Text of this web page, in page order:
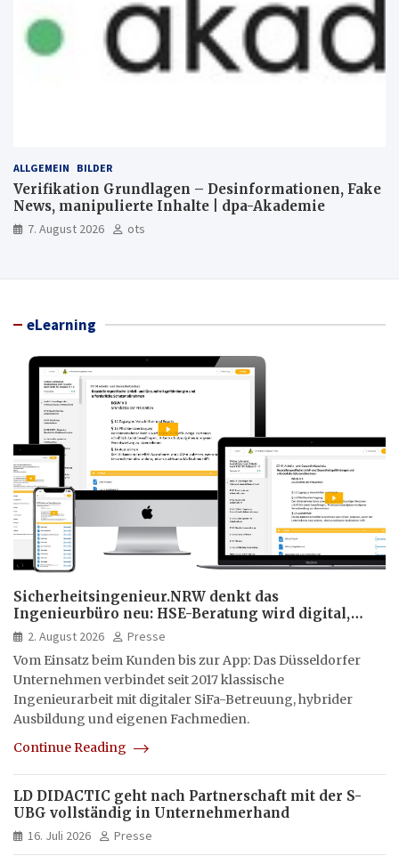
ALLGEMEIN BILDER
Verifikation Grundlagen – Desinformationen, Fake
News, manipulierte Inhalte | dpa-Akademie
7. August 2026 ots
eLearning
Sicherheitsingenieur.NRW denkt das
Ingenieurbüro neu: HSE-Beratung wird digital,
hybrid und multimedial
2. August 2026
Presse
Vom Einsatz beim Kunden bis zur App: Das Düsseldorfer
Unternehmen verbindet seit 2017 klassische
Ingenieurarbeit mit digitaler SiFa-Betreuung, hybrider
Ausbildung und eigenen Fachmedien.
Continue Reading
LD DIDACTIC geht nach Partnerschaft mit der S-
UBG vollständig in Unternehmerhand
16. Juli 2026 Presse